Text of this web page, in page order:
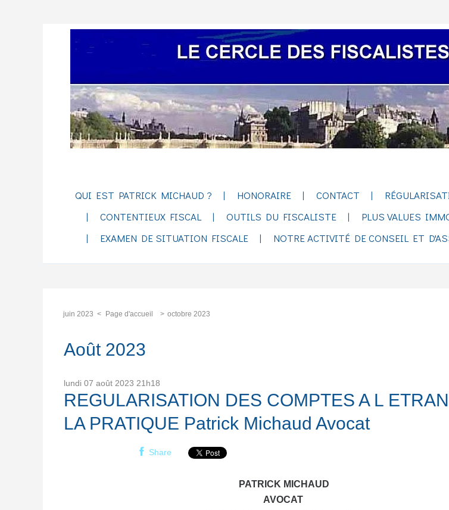
QUI EST PATRICK MICHAUD ? HONORAIRE CONTACT
CONTENTIEUX FISCAL
OUTILS DU FISCALISTE PLUS VALUES
EXAMEN DE SITUATION FISCALE
NOTRE ACTIVITÉ DE CONSEIL ET
juin 2023 Page d'accueil octobre 2023
Août 2023
lundi 07 août 2023 21h18
REGULARISATION DES COMPTES A L
LA PRATIQUE Patrick Michaud Avocat
Share
PATRICK MICHAUD
AVOCAT